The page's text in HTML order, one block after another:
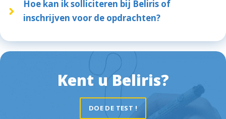
Hoe kan ik solliciteren bij Beliris of
inschrijven voor de opdrachten?
Kent u Beliris?
DOE DE TEST !